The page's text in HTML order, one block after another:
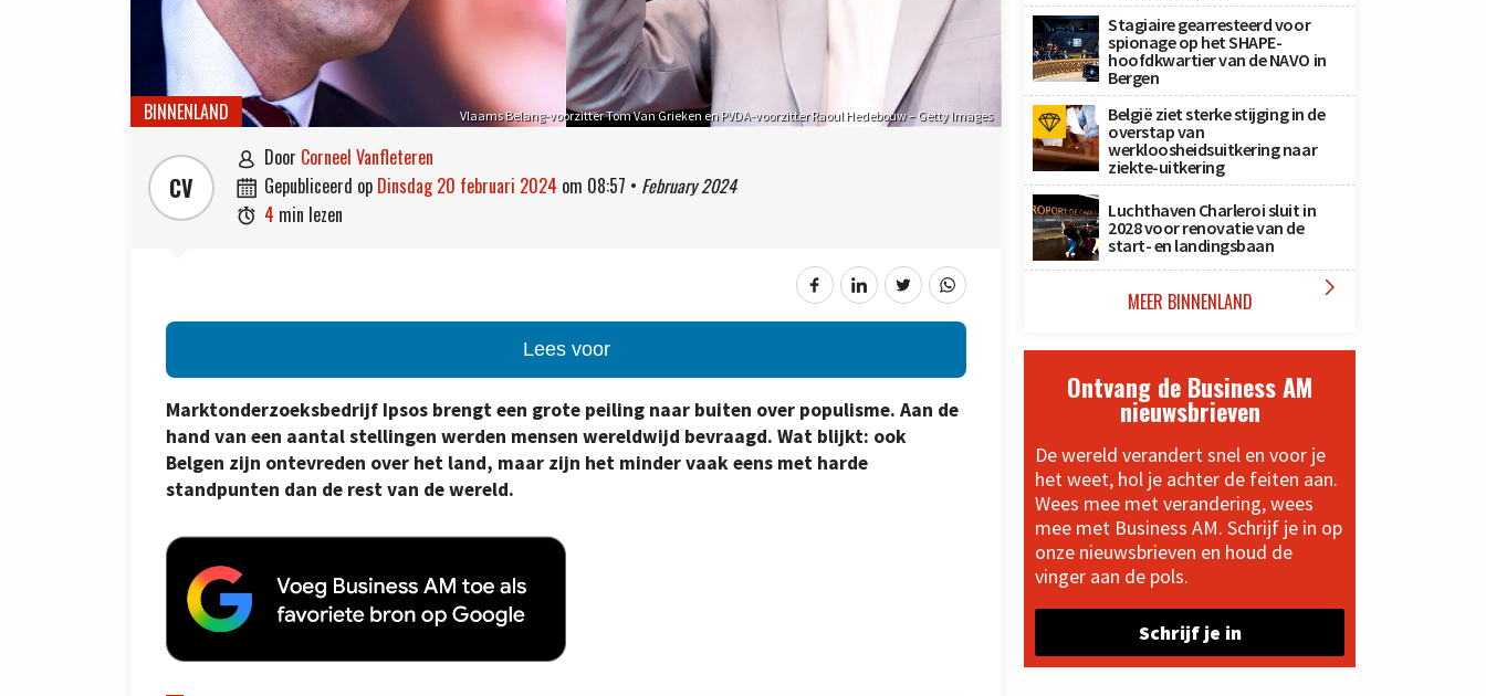
Vlaams Belang-voorzitter Tom Van Grieken en PVDA-voorzitter Raoul Hedebouw – Getty Images
BINNENLAND
CV
 door Corneel Vanfleteren
 gepubliceerd op dinsdag 20 februari 2024 om 08:57 • February 2024
 4 min lezen
Lees voor
Marktonderzoeksbedrijf Ipsos brengt een grote peiling naar buiten over populisme. Aan de
hand van een aantal stellingen werden mensen wereldwijd bevraagd. Wat blijkt: ook
Belgen zijn ontevreden over het land, maar zijn het minder vaak eens met harde
standpunten dan de rest van de wereld.
Stagiaire gearresteerd voor
spionage op het SHAPE-
hoofdkwartier van de NAVO in
Bergen
België ziet sterke stijging in de
overstap van
werkloosheidsuitkering naar
ziekte-uitkering
Luchthaven Charleroi sluit in
2028 voor renovatie van de
start- en landingsbaan
MEER BINNENLAND 
Ontvang de Business AM
nieuwsbrieven
De wereld verandert snel en voor je
het weet, hol je achter de feiten aan.
Wees mee met verandering, wees
mee met Business AM. Schrijf je in op
onze nieuwsbrieven en houd de
vinger aan de pols.
Schrijf je in